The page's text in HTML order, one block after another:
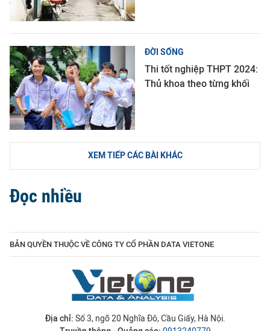
ĐỜI SỐNG
Thi tốt nghiệp THPT 2024:
Thủ khoa theo từng khối
XEM TIẾP CÁC BÀI KHÁC
Đọc nhiều
BẢN QUYỀN THUỘC VỀ CÔNG TY CỔ PHẦN DATA VIETONE
Địa chỉ: Số 3, ngõ 20 Nghĩa Đô, Cầu Giấy, Hà Nội.